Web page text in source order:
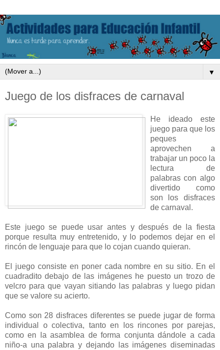
▼
Juego de los disfraces de carnaval
He ideado este
juego para que los
peques
aprovechen a
trabajar un poco la
lectura de
palabras con algo
divertido como
son los disfraces
de carnaval.
Este juego se puede usar antes y después de la fiesta
porque resulta muy entretenido, y lo podemos dejar en el
rincón de lenguaje para que lo cojan cuando quieran.
El juego consiste en poner cada nombre en su sitio. En el
cuadradito debajo de las imágenes he puesto un trozo de
velcro para que vayan sitiando las palabras y luego pidan
que se valore su acierto.
Como son 28 disfraces diferentes se puede jugar de forma
individual o colectiva, tanto en los rincones por parejas,
como en la asamblea de forma conjunta dándole a cada
niño-a una palabra y dejando las imágenes diseminadas